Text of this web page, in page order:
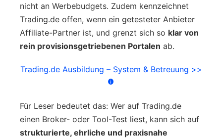
nicht an Werbebudgets. Zudem kennzeichnet
Trading.de offen, wenn ein getesteter Anbieter
Affiliate-Partner ist, und grenzt sich so klar von
rein provisionsgetriebenen Portalen ab.
Trading.de Ausbildung – System & Betreuung >>
Für Leser bedeutet das: Wer auf Trading.de
einen Broker- oder Tool-Test liest, kann sich auf
strukturierte, ehrliche und praxisnahe